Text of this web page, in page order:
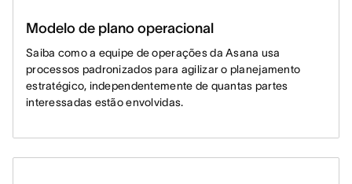
Modelo de plano operacional
Saiba como a equipe de operações da Asana usa
processos padronizados para agilizar o planejamento
estratégico, independentemente de quantas partes
interessadas estão envolvidas.